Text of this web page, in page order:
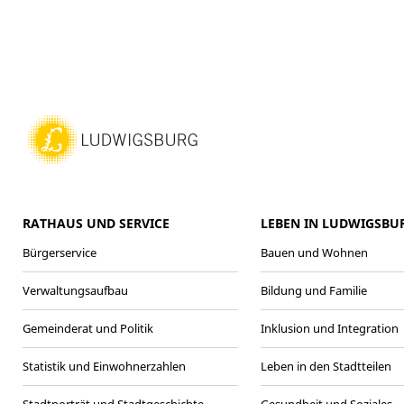
RATHAUS UND SERVICE
Bürgerservice
Verwaltungsaufbau
Gemeinderat und Politik
Statistik und Einwohnerzahlen
LEBEN IN
Bauen und Wohnen
Bildung und Familie
Inklusion und Integration
Leben in den Stadtteilen